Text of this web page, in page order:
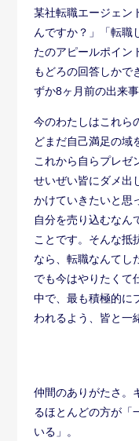
某社転職エージェン
んですか？」「転職
たのアピールポイン
もどろの回答しかで
ずか8ヶ月前の出来事
今のわたしはこれら
どまだ自己満足の域
これから自らプレゼ
せいぜい皆にダメ出
かけていきたいと思
自分を売り込むなん
ことです。そんな抵
なら、転職なんてし
でも今はやりたくて
中で、最も積極的に
われるよう、皆と一
仲間のありがたさ。
るほとんどの方が「
いる」。